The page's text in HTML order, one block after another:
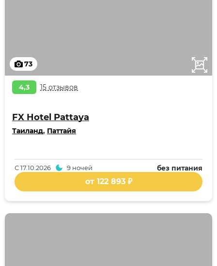
73
4,3 15 отзывов
FX Hotel Pattaya
Таиланд, Паттайя
без питания
С17.10.2026 9 ночей
от 122 893 ₽